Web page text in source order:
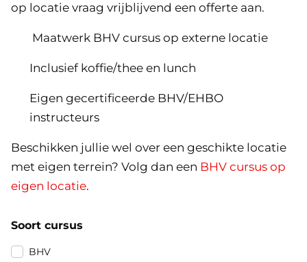
op locatie vraag vrijblijvend een offerte aan.
Maatwerk BHV cursus op externe locatie
Inclusief koffie/thee en lunch
Eigen gecertificeerde BHV/EHBO
instructeurs
Beschikken jullie wel over een geschikte locatie
met eigen terrein? Volg dan een BHV cursus op
eigen locatie.
Soort cursus
Soort cursus
BHV